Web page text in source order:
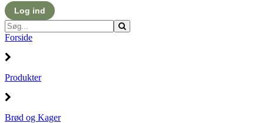
Log ind
Forside
Produkter
Brød og Kager